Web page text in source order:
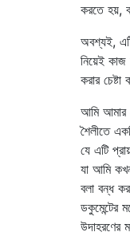
করতে হয়,
অবশ্যই,
নিয়েই
করার
আমি আমার
শৈলীতে
যে এটি
যা আমি
বলা বন্ধ
ডকুমেন্টের
উদাহরণের